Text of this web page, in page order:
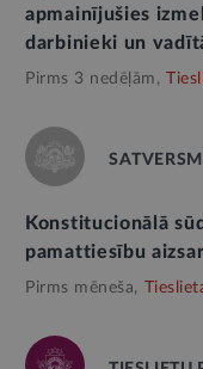
apmainījušies
darbinieki un
Pirms 3 nedēļām,
Konstitucionālā
pamattiesību
Pirms mēneša,